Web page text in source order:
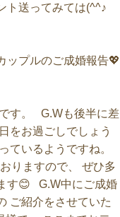
ト送ってみては(^^♪
プルのご成婚報告💖
す。 G.Wも後半に差
をお過ごしでしょう
ているようですね。
りますので、 ぜひ多
す😊 G.W中にご成婚
ご紹介をさせていた